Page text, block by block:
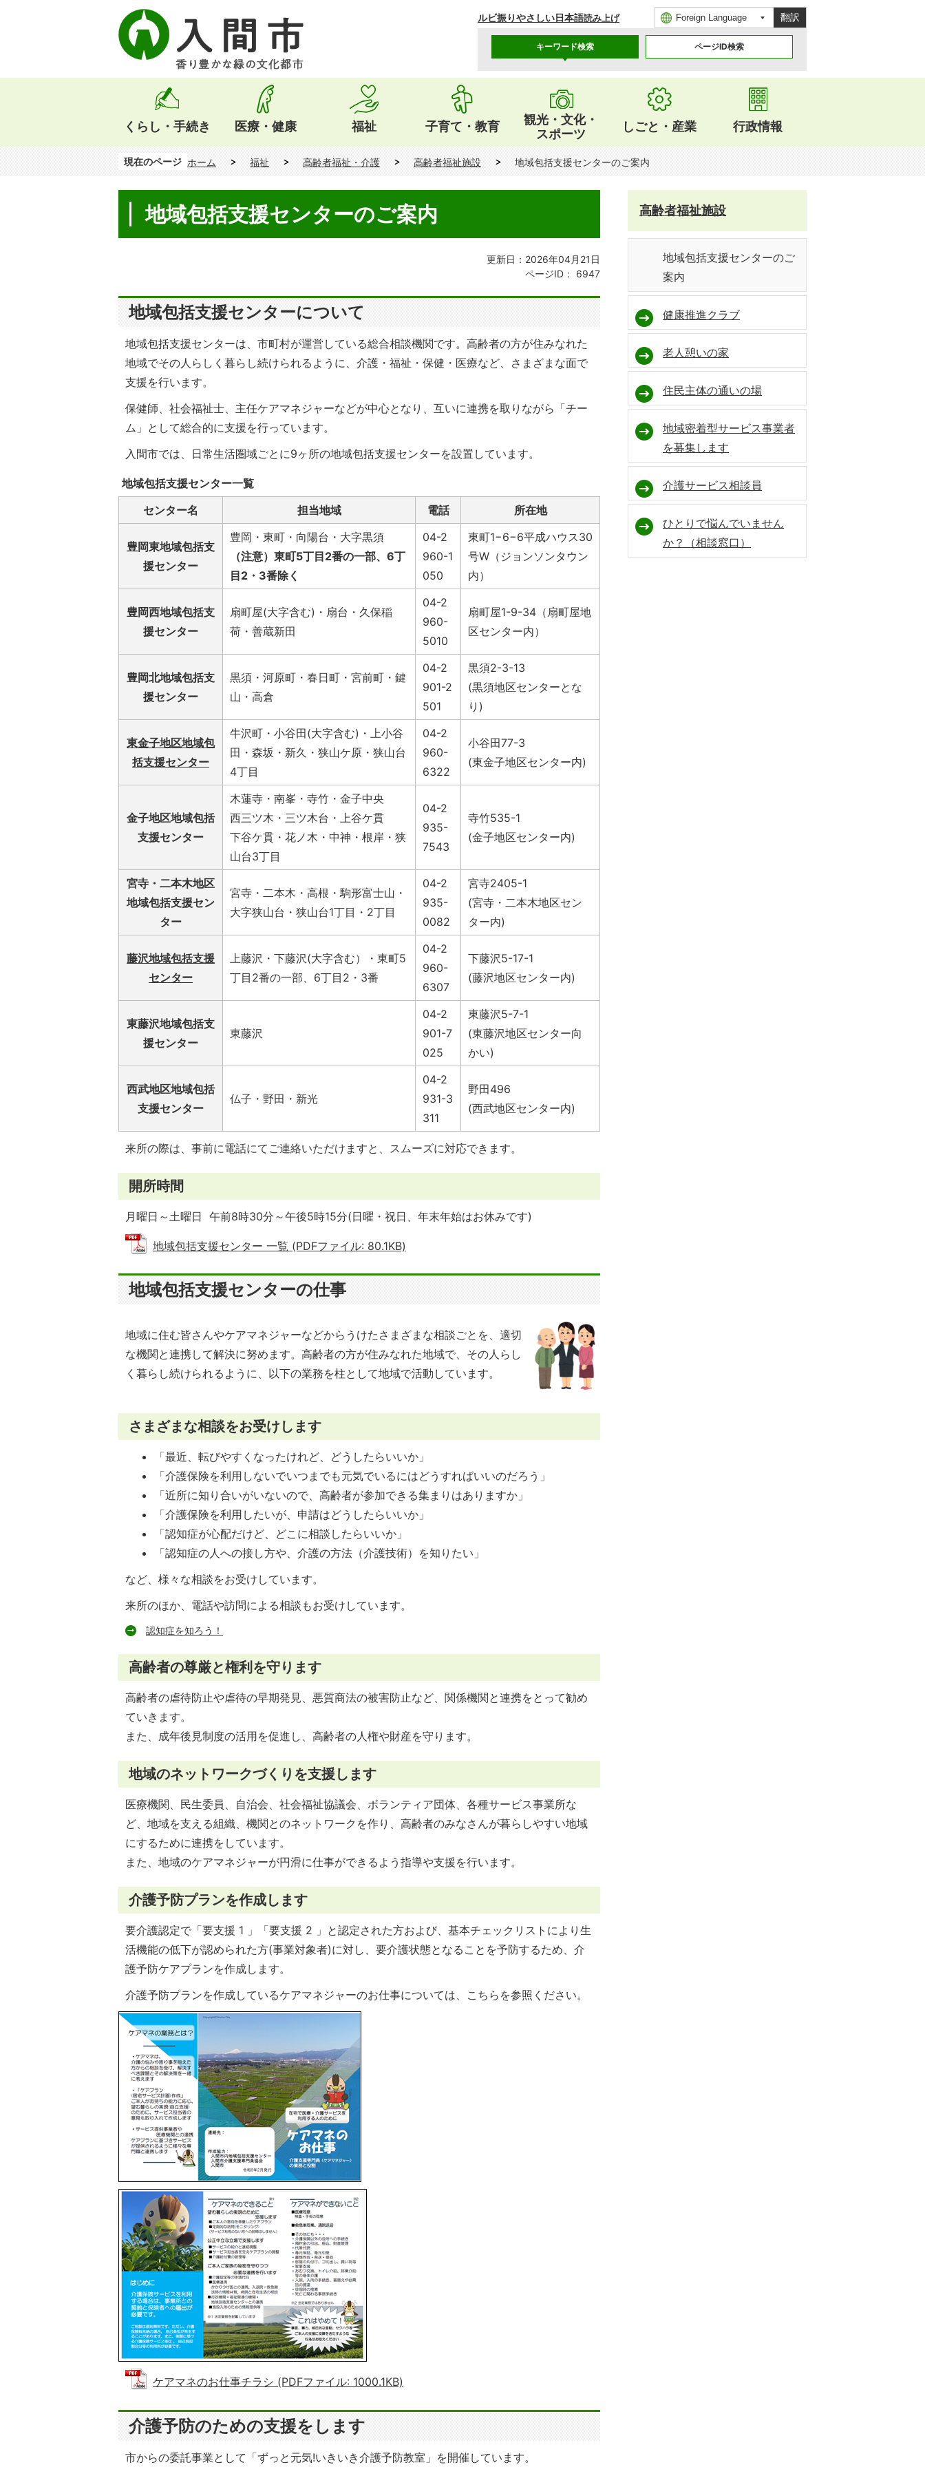
ルビ振りやさしい日本語読み上げ 翻訳
キーワード検索 ページID検索
くらし・手続き 医療・健康 福祉 子育て・教育
観光・文化・
スポーツ
しごと・産業 行政情報
現在のページ ホーム 福祉 高齢者福祉・介護 高齢者福祉施設 地域包括支援センターのご案内
地域包括支援センターのご案内
更新日：2026年04月21日
ページID：
6947
地域包括支援センターについて
地域包括支援センターは、市町村が運営している総合相談機関です。高齢者の方が住みなれた
地域でその人らしく暮らし続けられるように、介護・福祉・保健・医療など、さまざまな面で
支援を行います。
保健師、社会福祉士、主任ケアマネジャーなどが中心となり、互いに連携を取りながら「チー
ム」として総合的に支援を行っています。
入間市では、日常生活圏域ごとに9ヶ所の地域包括支援センターを設置しています。
地域包括支援センター一覧
センター名
担当地域 電話 所在地
豊岡東地域包括支
援センター
豊岡・東町・向陽台・大字黒須
（注意）東町5丁目2番の一部、6丁
目2・3番除く
04-2
960-1
050
東町1−6−6平成ハウス30
号W（ジョンソンタウン
内）
豊岡西地域包括支
援センター
扇町屋(大字含む)・扇台・久保稲
荷・善蔵新田
04-2
960-
5010
扇町屋1-9-34（扇町屋地
区センター内）
豊岡北地域包括支
援センター
黒須・河原町・春日町・宮前町・鍵
山・高倉
04-2
901-2
501
黒須2-3-13
(黒須地区センターとな
り)
東金子地区地域包
括支援センター
牛沢町・小谷田(大字含む)・上小谷
田・森坂・新久・狭山ケ原・狭山台
4丁目
04-2
960-
6322
小谷田77-3
(東金子地区センター内)
金子地区地域包括
支援センター
木蓮寺・南峯・寺竹・金子中央
西三ツ木・三ツ木台・上谷ケ貫
下谷ケ貫・花ノ木・中神・根岸・狭
山台3丁目
04-2
935-
7543
寺竹535-1
(金子地区センター内)
宮寺・二本木地区
地域包括支援セン
ター
宮寺・二本木・高根・駒形富士山・
大字狭山台・狭山台1丁目・2丁目
04-2
935-
0082
宮寺2405-1
(宮寺・二本木地区セン
ター内)
藤沢地域包括支援
センター
上藤沢・下藤沢(大字含む）・東町5
丁目2番の一部、6丁目2・3番
04-2
960-
6307
下藤沢5-17-1
(藤沢地区センター内)
東藤沢地域包括支
援センター
東藤沢
04-2
901-7
025
東藤沢5-7-1
(東藤沢地区センター向
かい)
西武地区地域包括
支援センター
仏子・野田・新光
04-2
931-3
311
野田496
(西武地区センター内)
来所の際は、事前に電話にてご連絡いただけますと、スムーズに対応できます。
開所時間
月曜日～土曜日 午前8時30分～午後5時15分(日曜・祝日、年末年始はお休みです)
地域包括支援センター 一覧 (PDFファイル: 80.1KB)
地域包括支援センターの仕事
地域に住む皆さんやケアマネジャーなどからうけたさまざまな相談ごとを、適切
な機関と連携して解決に努めます。高齢者の方が住みなれた地域で、その人らし
く暮らし続けられるように、以下の業務を柱として地域で活動しています。
さまざまな相談をお受けします
「最近、転びやすくなったけれど、どうしたらいいか」
「介護保険を利用しないでいつまでも元気でいるにはどうすればいいのだろう」
「近所に知り合いがいないので、高齢者が参加できる集まりはありますか」
「介護保険を利用したいが、申請はどうしたらいいか」
「認知症が心配だけど、どこに相談したらいいか」
「認知症の人への接し方や、介護の方法（介護技術）を知りたい」
など、様々な相談をお受けしています。
来所のほか、電話や訪問による相談もお受けしています。
認知症を知ろう！
高齢者の尊厳と権利を守ります
高齢者の虐待防止や虐待の早期発見、悪質商法の被害防止など、関係機関と連携をとって勧め
ていきます。
また、成年後見制度の活用を促進し、高齢者の人権や財産を守ります。
地域のネットワークづくりを支援します
医療機関、民生委員、自治会、社会福祉協議会、ボランティア団体、各種サービス事業所な
ど、地域を支える組織、機関とのネットワークを作り、高齢者のみなさんが暮らしやすい地域
にするために連携をしています。
また、地域のケアマネジャーが円滑に仕事ができるよう指導や支援を行います。
介護予防プランを作成します
要介護認定で「要支援 1 」「要支援 2 」と認定された方および、基本チェックリストにより生
活機能の低下が認められた方(事業対象者)に対し、要介護状態となることを予防するため、介
護予防ケアプランを作成します。
介護予防プランを作成しているケアマネジャーのお仕事については、こちらを参照ください。
ケアマネのお仕事チラシ (PDFファイル: 1000.1KB)
介護予防のための支援をします
市からの委託事業として「ずっと元気!いきいき介護予防教室」を開催しています。
高齢者福祉施設
地域包括支援センターのご
案内
健康推進クラブ
老人憩いの家
住民主体の通いの場
地域密着型サービス事業者
を募集します
介護サービス相談員
ひとりで悩んでいません
か？（相談窓口）